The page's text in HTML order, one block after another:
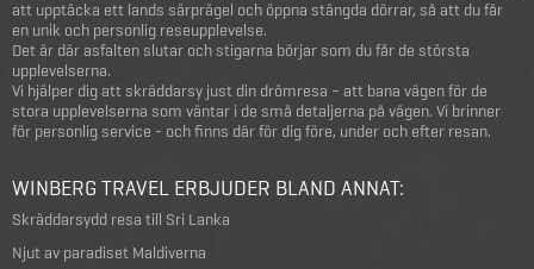
att upptäcka ett lands särprägel och öppna stängda dörrar, så att du får
en unik och personlig reseupplevelse.
Det är där asfalten slutar och stigarna börjar som du får de största
upplevelserna.
Vi hjälper dig att skräddarsy just din drömresa – att bana vägen för de
stora upplevelserna som väntar i de små detaljerna på vägen. Vi brinner
för personlig service - och finns där för dig före, under och efter resan.
WINBERG TRAVEL ERBJUDER BLAND ANNAT:
Skräddarsydd resa till Sri Lanka
Njut av paradiset Maldiverna